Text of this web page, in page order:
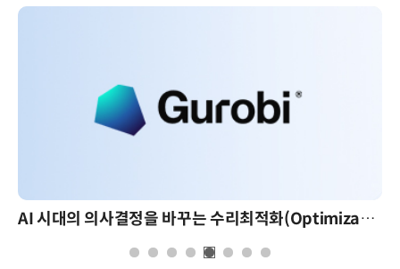
AI 시대의 의사결정을 바꾸는 수리최적화(Optimization): 실제 산업 적용 사례와 활용 전략